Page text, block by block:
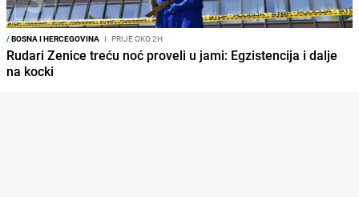
/BOSNA I HERCEGOVINA I PRIJE OKO 2H
Rudari Zenice treću noć proveli u jami: Egzistencija i dalje
na kocki